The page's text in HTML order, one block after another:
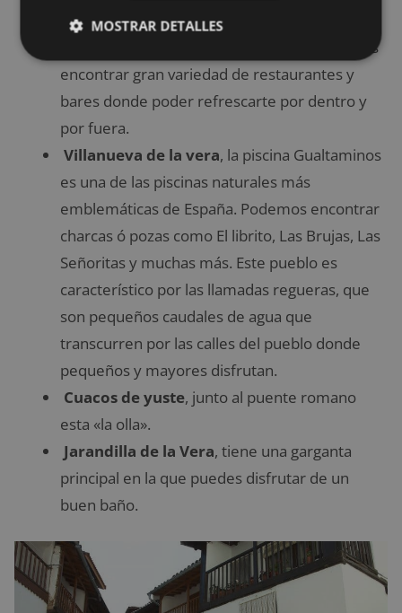
Alardos muere en el Rio Tietar, dejando a su
paso charcas naturales, junto a ellas podemos
encontrar gran variedad de restaurantes y
bares donde poder refrescarte por dentro y
por fuera.
Villanueva de la vera, la piscina Gualtaminos
es una de las piscinas naturales más
emblemáticas de España. Podemos encontrar
charcas ó pozas como El librito, Las Brujas, Las
Señoritas y muchas más. Este pueblo es
característico por las llamadas regueras, que
son pequeños caudales de agua que
transcurren por las calles del pueblo donde
pequeños y mayores disfrutan.
Cuacos de yuste, junto al puente romano
esta «la olla».
Jarandilla de la Vera, tiene una garganta
principal en la que puedes disfrutar de un
buen baño.
MOSTRAR DETALLES